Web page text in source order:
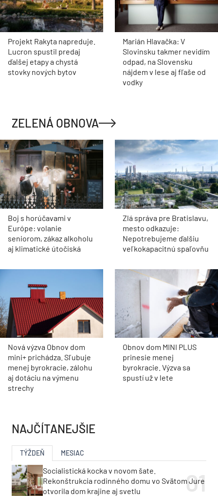
Projekt Rakyta napreduje.
Lucron spustil predaj
ďalšej etapy a chystá
stovky nových bytov
Marián Hlavačka: V
Slovinsku takmer nevidím
odpad, na Slovensku
nájdem v lese aj fľaše od
vodky
ZELENÁ OBNOVA
Boj s horúčavami v
Európe: volanie
seniorom, zákaz alkoholu
aj klimatické útočiská
Zlá správa pre Bratislavu,
mesto odkazuje:
Nepotrebujeme ďalšiu
veľkokapacitnú spaľovňu
Nová výzva Obnov dom
mini+ prichádza. Sľubuje
menej byrokracie, zálohu
aj dotáciu na výmenu
strechy
Obnov dom MINI PLUS
prinesie menej
byrokracie. Výzva sa
spustí už v lete
NAJČÍTANEJŠIE
TÝŽDEŇ MESIAC
Socialistická kocka v novom šate.
Rekonštrukcia rodinného domu vo Svätom Jure
otvorila dom krajine aj svetlu